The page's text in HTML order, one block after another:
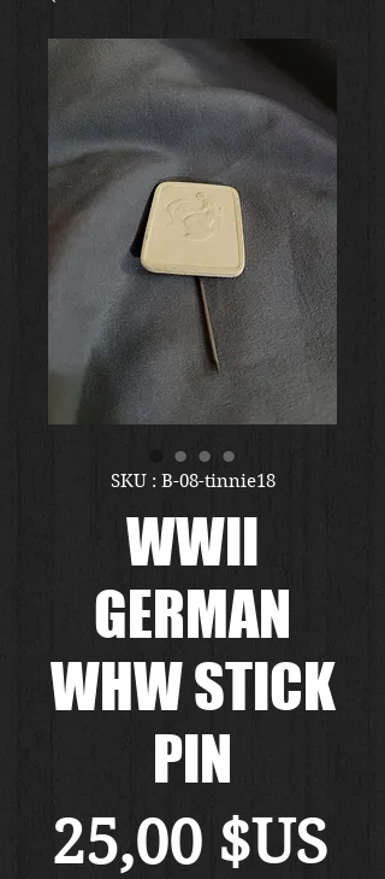
SKU : B-08-tinnie18
WWII
GERMAN
WHW STICK
PIN
25,00 $US